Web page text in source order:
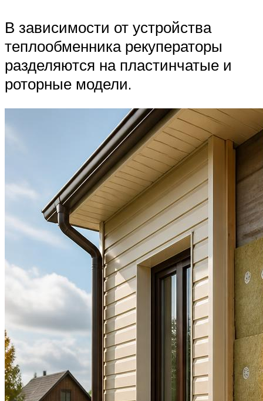
В зависимости от устройства
теплообменника рекуператоры
разделяются на пластинчатые и
роторные модели.